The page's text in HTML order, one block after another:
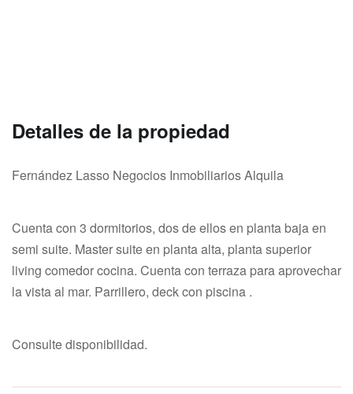
Detalles de la propiedad
Fernández Lasso Negocios Inmobiliarios Alquila
Cuenta con 3 dormitorios, dos de ellos en planta baja en
semi suite. Master suite en planta alta, planta superior
living comedor cocina. Cuenta con terraza para aprovechar
la vista al mar. Parrillero, deck con piscina .
Consulte disponibilidad.